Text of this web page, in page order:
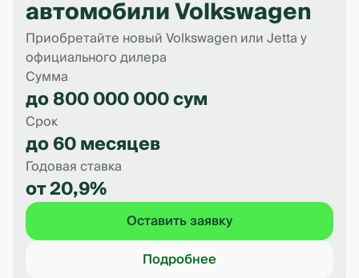
автомобили Volkswagen
Приобретайте новый Volkswagen или Jetta у
официального дилера
Сумма
до 800 000 000 сум
Срок
до 60 месяцев
Годовая ставка
от 20,9%
Оставить заявку
Подробнее